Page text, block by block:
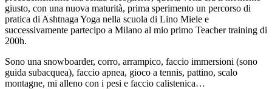
giusto, con una nuova maturità, prima sperimento un percorso di
pratica di Ashtnaga Yoga nella scuola di Lino Miele e
successivamente partecipo a Milano al mio primo Teacher training di
200h.
Sono una snowboarder, corro, arrampico, faccio immersioni (sono
guida subacquea), faccio apnea, gioco a tennis, pattino, scalo
montagne, mi alleno con i pesi e faccio calistenica…